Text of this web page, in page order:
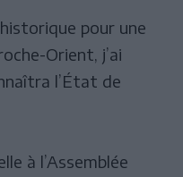
pour une
Orient, j’ai
l’État de
à l’Assemblée